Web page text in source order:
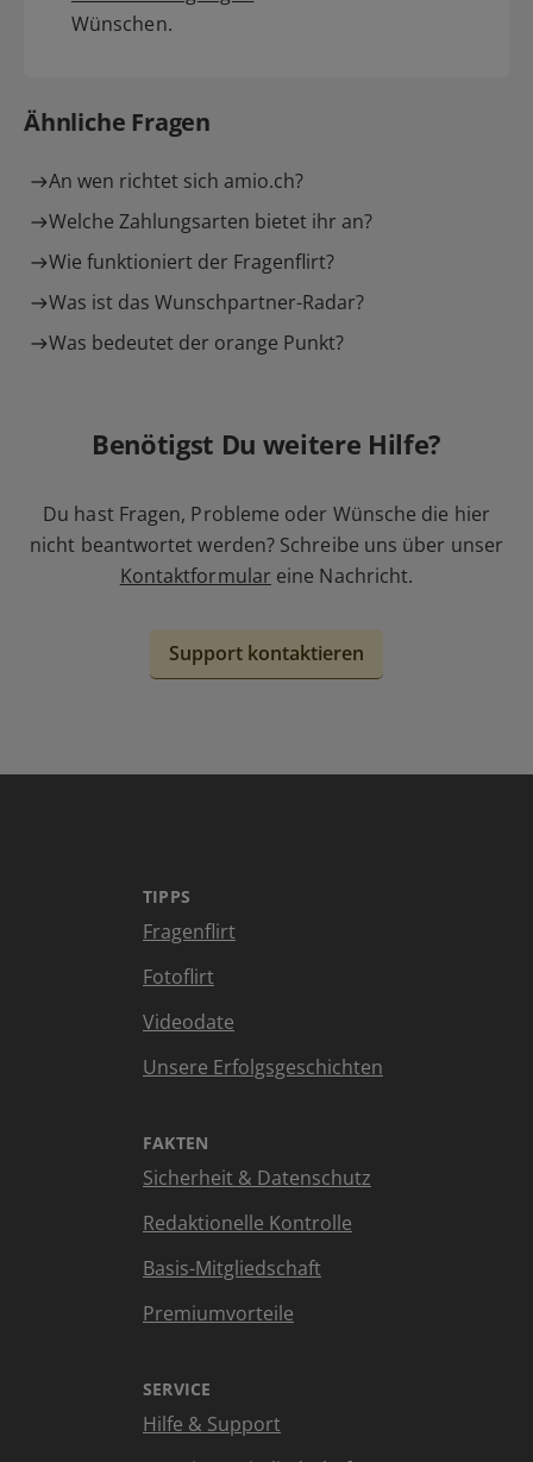
Wünschen.
Ähnliche Fragen
An wen richtet sich amio.ch?
Welche Zahlungsarten bietet ihr an?
Wie funktioniert der Fragenflirt?
Was ist das Wunschpartner-Radar?
Was bedeutet der orange Punkt?
Benötigst Du weitere Hilfe?
Du hast Fragen, Probleme oder Wünsche die hier
nicht beantwortet werden? Schreibe uns über unser
Kontaktformular eine Nachricht.
Support kontaktieren
TIPPS
Fragenflirt
Fotoflirt
Videodate
Unsere Erfolgsgeschichten
FAKTEN
Sicherheit & Datenschutz
Redaktionelle Kontrolle
Basis-Mitgliedschaft
Premiumvorteile
SERVICE
Hilfe & Support